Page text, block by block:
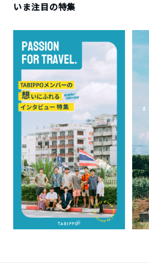
いま注目の特集